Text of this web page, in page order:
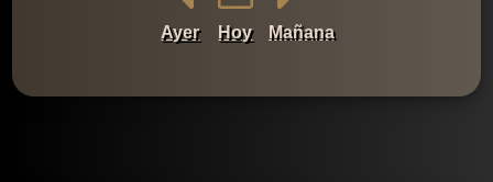
Ayer Hoy Mañana